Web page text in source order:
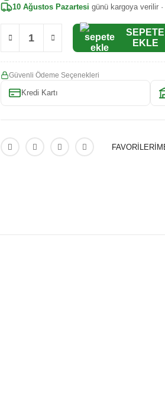
10 Ağustos Pazartesi günü kargoya verilir ·
SEPETE
EKLE
Güvenli Ödeme Seçenekleri
Kredi Kartı